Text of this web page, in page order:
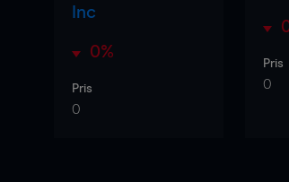
Inc
0%
Pris
0
Pris
0